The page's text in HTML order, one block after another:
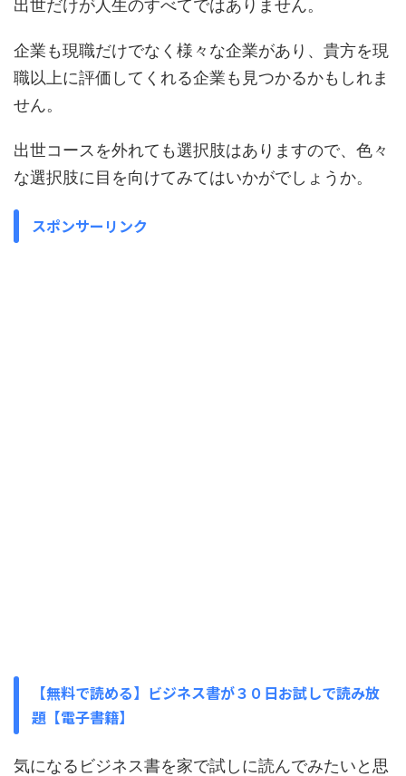
出世だけが人生のすべてではありません。
企業も現職だけでなく様々な企業があり、貴方を現
職以上に評価してくれる企業も見つかるかもしれま
せん。
出世コースを外れても選択肢はありますので、色々
な選択肢に目を向けてみてはいかがでしょうか。
スポンサーリンク
【無料で読める】ビジネス書が３０日お試しで読み放
題【電子書籍】
気になるビジネス書を家で試しに読んでみたいと思